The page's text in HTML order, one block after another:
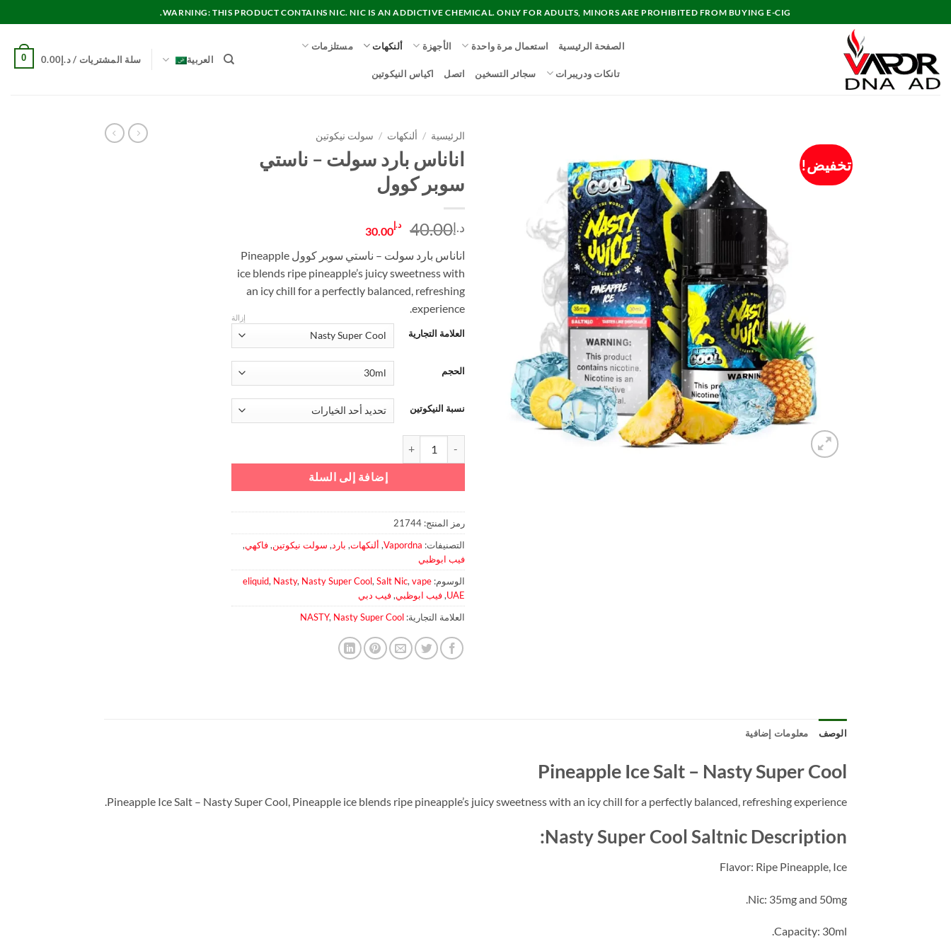
للمحتوى
WARNING: THIS PRODUCT CONTAINS NIC. NIC IS AN ADDICTIVE CHEMICAL. ONLY FOR ADULTS, MINORS ARE PROHIBITED FROM BUYING E-CIG.
الصفحة الرئيسية استعمال مرة واحدة الأجهزة ألنكهات مستلزمات
تانكات ودريبرات سجائر التسخين اتصل اكياس النيكوتين
العربية سلة المشتريات /د.إ0.00
0
تخفيض!
الرئيسية / ألنكهات / سولت نيكوتين
اناناس بارد سولت – ناستي
سوبر كوول
د.إ40.00 السعر
هو:
د.إ40.00.
د.إ30.00
هو:
د.إ30.00.
اناناس بارد سولت – ناستي سوبر كوول Pineapple
ice blends ripe pineapple’s juicy sweetness with
an icy chill for a perfectly balanced, refreshing
experience.
العلامة التجارية
الحجم
نسبة النيكوتين
إزالة
إضافة إلى السلة
رمز المنتج: 21744
التصنيفات: Vapordna
, ألنكهات, بارد, سولت نيكوتين,فاكهي,
فيب ابوظبي
الوسوم:
eliquid, Nasty, Nasty Super Cool, Salt Nic, vape
UAE
,فيب ابوظبي,فيب دبي
العلامة التجارية:
NASTY, Nasty Super Cool
الوصف معلومات إضافية
Pineapple Ice Salt – Nasty Super Cool
Pineapple Ice Salt – Nasty Super Cool, Pineapple ice blends ripe pineapple’s juicy sweetness with an icy chill for a perfectly balanced, refreshing experience.
Nasty Super Cool Saltnic Description:
Flavor: Ripe Pineapple, Ice
Nic: 35mg and 50mg.
Capacity: 30ml.